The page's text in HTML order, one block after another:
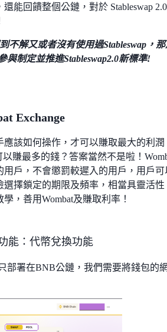
能回饋整個公鏈，對於 Stableswap
不解又或者沒有使用過Stableswap ，
與制定並推進Stableswap2.0新標準!
Exchange
應該如何操作，才可以賺取最大的利潤
以賺最多的錢？答案當然不是啦！
用戶，不會懲罰較遲入的用戶，用戶可
選擇鎖定的期限及頻率，相當具靈活性
，善用Wombat及賺取利率！
能：代幣兌換功能
部署在BNB公鏈，我們需要將錢包的